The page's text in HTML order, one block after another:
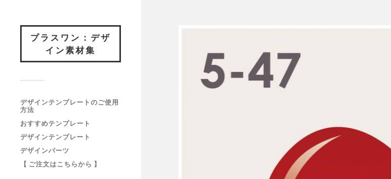
プラスワン：デザ
イン素材集
デザインテンプレートのご使用
方法
おすすめテンプレート
デザインテンプレート
デザインパーツ
【 ご注文はこちらから 】